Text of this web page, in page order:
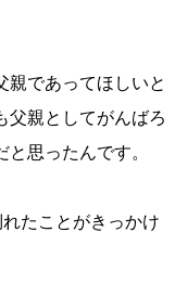
親であってほしいと
父親としてがんばろ
思ったんです。
たことがきっかけ